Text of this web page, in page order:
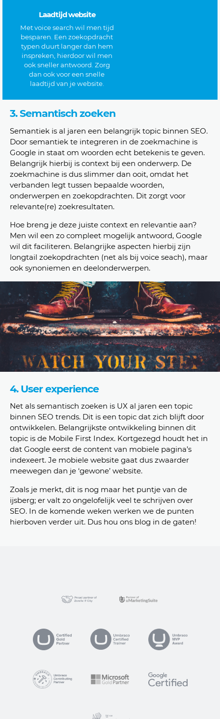
Laadtijd website
Met voice search wil men tijd
besparen. Een zoekopdracht
typen duurt langer dan hem
inspreken, hierdoor wil men
ook sneller antwoord. Zorg
dan ook voor een snelle
laadtijd van je website.
3. Semantisch zoeken
Semantiek is al jaren een belangrijk topic binnen SEO.
Door semantiek te integreren in de zoekmachine is
Google in staat om woorden echt betekenis te geven.
Belangrijk hierbij is context bij een onderwerp. De
zoekmachine is dus slimmer dan ooit, omdat het
verbanden legt tussen bepaalde woorden,
onderwerpen en zoekopdrachten. Dit zorgt voor
relevante(re) zoekresultaten.
Hoe breng je deze juiste context en relevantie aan?
Men wil een zo compleet mogelijk antwoord, Google
wil dit faciliteren. Belangrijke aspecten hierbij zijn
longtail zoekopdrachten (net als bij voice seach), maar
ook synoniemen en deelonderwerpen.
4. User experience
Net als semantisch zoeken is UX al jaren een topic
binnen SEO trends. Dit is een topic dat zich blijft door
ontwikkelen. Belangrijkste ontwikkeling binnen dit
topic is de Mobile First Index. Kortgezegd houdt het in
dat Google eerst de content van mobiele pagina’s
indexeert. Je mobiele website gaat dus zwaarder
meewegen dan je ‘gewone’ website.
Zoals je merkt, dit is nog maar het puntje van de
ijsberg; er valt zo ongelofelijk veel te schrijven over
SEO. In de komende weken werken we de punten
hierboven verder uit. Dus hou ons blog in de gaten!
Certified